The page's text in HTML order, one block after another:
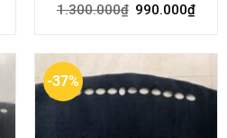
Rated
1.300.000₫ 990.000₫
-37%